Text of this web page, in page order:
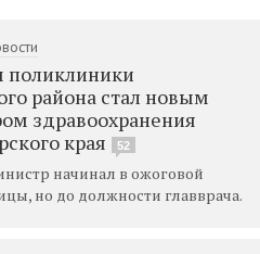
поликлиники
района стал новым
здравоохранения
края
52
начинал в ожоговой
но до должности главврача.